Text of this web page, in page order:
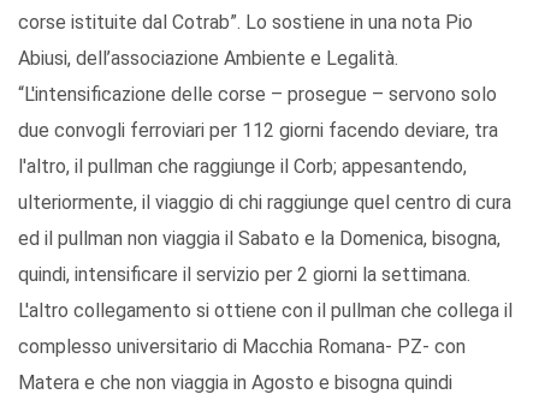
corse istituite dal Cotrab”. Lo sostiene in una nota Pio
Abiusi, dell’associazione Ambiente e Legalità.
“L'intensificazione delle corse – prosegue – servono solo
due convogli ferroviari per 112 giorni facendo deviare, tra
l'altro, il pullman che raggiunge il Corb; appesantendo,
ulteriormente, il viaggio di chi raggiunge quel centro di cura
ed il pullman non viaggia il Sabato e la Domenica, bisogna,
quindi, intensificare il servizio per 2 giorni la settimana.
L'altro collegamento si ottiene con il pullman che collega il
complesso universitario di Macchia Romana- PZ- con
Matera e che non viaggia in Agosto e bisogna quindi